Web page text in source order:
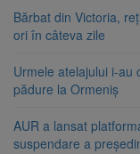
Bărbat din Victoria,
ori în câteva zile
Urmele atelajului i-au
pădure la Ormeniș
AUR a lansat
suspendare a